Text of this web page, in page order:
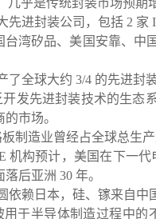
几乎是传统封装市场预期
先进封装公司，包括 2
台湾矽品、美国安靠、中
了全球大约 3/4 的先进封
开发先进封装技术的生态
市场。
制造业曾经占全球总生
机构预计，美国在下一
后亚洲 30 年。
依赖日本，硅、镓来自中
用于半导体制造过程中的